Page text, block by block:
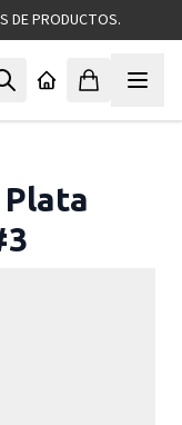
DE PRODUCTOS.
Plata